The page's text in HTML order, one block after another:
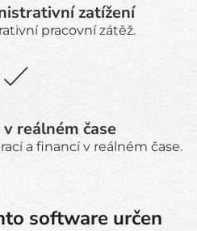
zatížení
pracovní zátěž.
reálném čase
a financí v reálném čase.
software určen